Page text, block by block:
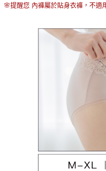
買賣價金債權讓與本公司後，依約
由本公司與您本人進行分期帳單所
3.完整用戶服務條款，請詳閱以下
每筆NT$80，滿NT$790(含以
每筆NT$80，滿NT$790(含以上
本島宅配（ 偏遠地區約需3-5工
每筆NT$100，滿NT$890(含以
🌸提醒您 內褲屬於貼身衣褲，不適